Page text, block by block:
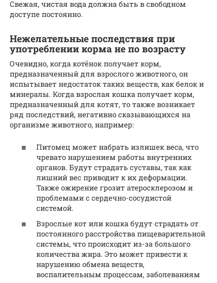
Свежая, чистая вода должна быть в свободном
доступе постоянно.
Нежелательные последствия при
употреблении корма не по возрасту
Очевидно, когда котёнок получает корм,
предназначенный для взрослого животного, он
испытывает недостаток таких веществ, как белок и
минералы. Когда взрослая кошка получает корм,
предназначенный для котят, то также возникает
ряд последствий, негативно сказывающихся на
организме животного, например:
Питомец может набрать излишек веса, что
чревато нарушением работы внутренних
органов. Будут страдать суставы, так как
лишний вес приводит к их деформации.
Также ожирение грозит атеросклерозом и
проблемами с сердечно-сосудистой
системой.
Взрослые кот или кошка будут страдать от
постоянного расстройства пищеварительной
системы, что происходит из-за большого
количества жира. Это может привести к
нарушению обмена веществ,
воспалительным процессам, заболеваниям